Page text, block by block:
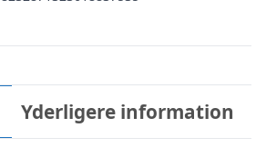
Yderligere information